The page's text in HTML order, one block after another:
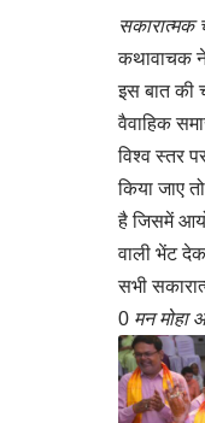
सकारात्मक
कथावाचक
इस बात की
वैवाहिक
विश्व स्तर
किया जाए
है जिसमें
वाली भेंट
सभी
0 मन मोहा